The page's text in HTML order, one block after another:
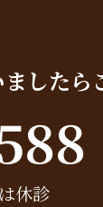
したら
休診